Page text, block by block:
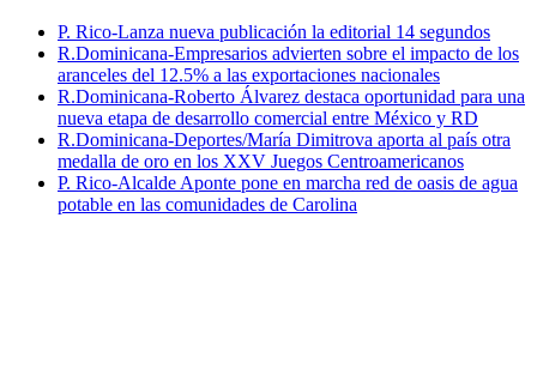
P. Rico-Lanza nueva publicación la editorial 14 segundos
R.Dominicana-Empresarios advierten sobre el impacto de los
aranceles del 12.5% a las exportaciones nacionales
R.Dominicana-Roberto Álvarez destaca oportunidad para una
nueva etapa de desarrollo comercial entre México y RD
R.Dominicana-Deportes/María Dimitrova aporta al país otra
medalla de oro en los XXV Juegos Centroamericanos
P. Rico-Alcalde Aponte pone en marcha red de oasis de agua
potable en las comunidades de Carolina